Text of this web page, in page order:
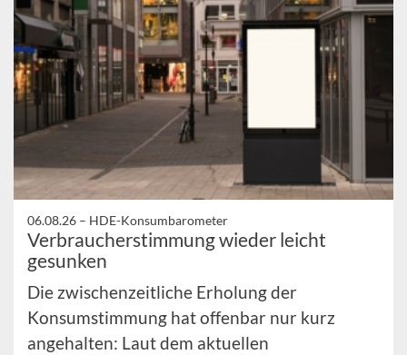
06.08.26 – HDE-Konsumbarometer
Verbraucherstimmung wieder leicht
gesunken
Die zwischenzeitliche Erholung der
Konsumstimmung hat offenbar nur kurz
angehalten: Laut dem aktuellen